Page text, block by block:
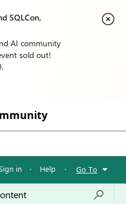
SQLCon,
AI community
sold out!
in · Help · Go To